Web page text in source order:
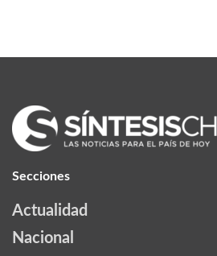
Secciones
Actualidad
Nacional